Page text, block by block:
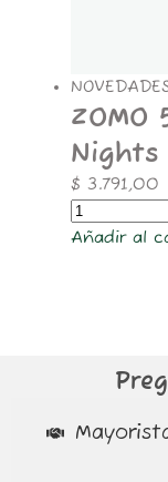
ZOMO
Nights
$ 3.791,00
Añadir al